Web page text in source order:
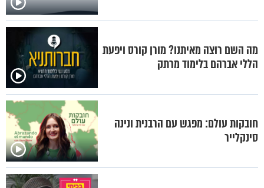
מה השם רוצה מאיתנו? מורן קורס ויפעת
הללי אברהם בלימוד מרתק
חובקות עולם: מפגש עם הרבנית ונינה
סינקלייר